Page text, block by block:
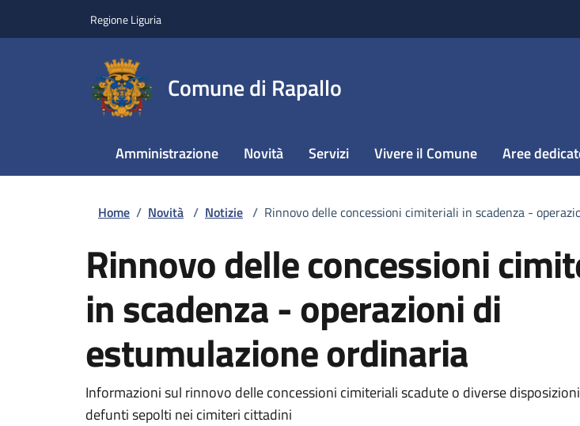
Regione Liguria
Comune di Rapallo
Amministrazione Novità Servizi Vivere il Comune Aree
Home / Novità / Notizie / Rinnovo delle concessioni cimiteriali in scadenza -
Rinnovo delle concessioni
in scadenza - operazioni di
estumulazione ordinaria
Dettagli della notizia
Informazioni sul rinnovo delle concessioni cimiteriali scadute o diverse
defunti sepolti nei cimiteri cittadini